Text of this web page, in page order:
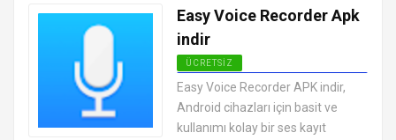
Easy Voice Recorder Apk
indir
ÜCRETSIZ
ANDROID SES VE VIDEO
UYGULAMALARI APK
Easy Voice Recorder APK indir,
Android cihazları için basit ve
kullanımı kolay bir ses kayıt